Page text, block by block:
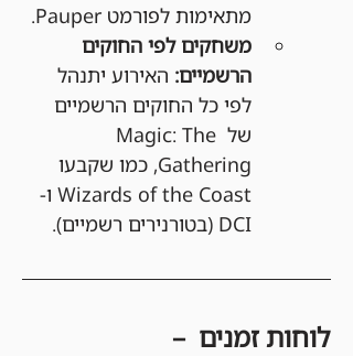
מתאימות לפורמט Pauper.
משחקים לפי החוקים
הרשמיים: האירוע יתנהל
לפי כל החוקים הרשמיים
של Magic: The
Gathering, כמו שקבעו
Wizards of the Coast ו-
DCI (בטורנירים רשמיים).
לוחות זמנים  –